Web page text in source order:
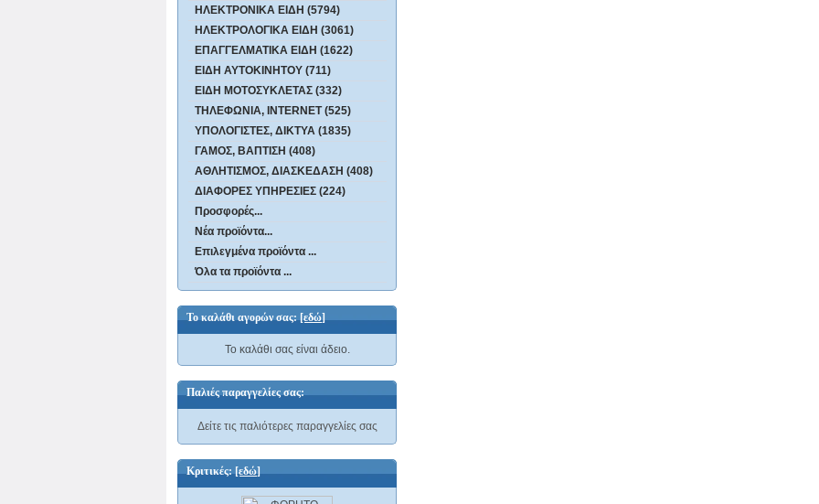
ΗΛΕΚΤΡΟΝΙΚΑ ΕΙΔΗ (5794)
ΗΛΕΚΤΡΟΛΟΓΙΚΑ ΕΙΔΗ (3061)
ΕΠΑΓΓΕΛΜΑΤΙΚΑ ΕΙΔΗ (1622)
ΕΙΔΗ ΑΥΤΟΚΙΝΗΤΟΥ (711)
ΕΙΔΗ ΜΟΤΟΣΥΚΛΕΤΑΣ (332)
ΤΗΛΕΦΩΝΙΑ, INTERNET (525)
ΥΠΟΛΟΓΙΣΤΕΣ, ΔΙΚΤΥΑ (1835)
ΓΑΜΟΣ, ΒΑΠΤΙΣΗ (408)
ΑΘΛΗΤΙΣΜΟΣ, ΔΙΑΣΚΕΔΑΣΗ (408)
ΔΙΑΦΟΡΕΣ ΥΠΗΡΕΣΙΕΣ (224)
Προσφορές...
Νέα προϊόντα...
Επιλεγμένα προϊόντα ...
Όλα τα προϊόντα ...
Το καλάθι αγορών σας:[εδώ]
Το καλάθι σας είναι άδειο.
Παλιές παραγγελίες σας:
Δείτε τις παλιότερες παραγγελίες σας
Κριτικές:[εδώ]